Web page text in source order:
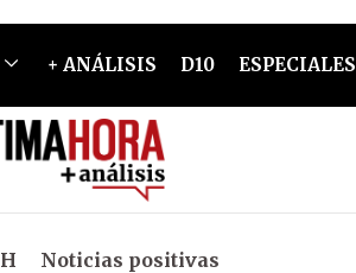
+ ANÁLISIS D10 ESPECIALES
Noticias positivas